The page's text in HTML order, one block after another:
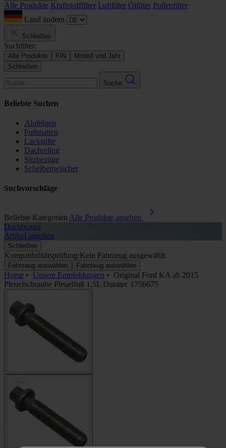
Alle Produkte Kraftstofffilter Luftfilter Ölfilter Pollenfilter
Land ändern
Schließen
Suchfilter:
Alle Produkte FIN
Modell und Jahr
Schließen
Suche
Beliebte Suchen
Alufelgen
Fußmatten
Lackstifte
Dachreling
Sitzbezüge
Scheibenwischer
Suchvorschläge
Beliebte Kategorien Alle Produkte ansehen
Dachboxen
Artikel ansehen
Schließen
Kompatibilitätsprüfung:Kein Fahrzeug ausgewählt
Fahrzeug auswählen Fahrzeug auswählen
Home • Unsere Empfehlungen • Original Ford KA ab 2015
Pleuelschraube Pleuelfuß 1.5L Duratec 1756675